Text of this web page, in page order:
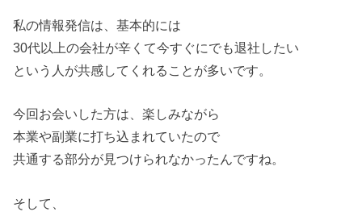
私の情報発信は、基本的には
30代以上の会社が辛くて今すぐにでも退社したい
という人が共感してくれることが多いです。
今回お会いした方は、楽しみながら
本業や副業に打ち込まれていたので
共通する部分が見つけられなかったんですね。
そして、